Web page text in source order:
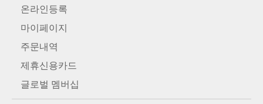
온라인등록
마이페이지
주문내역
제휴신용카드
글로벌 멤버십